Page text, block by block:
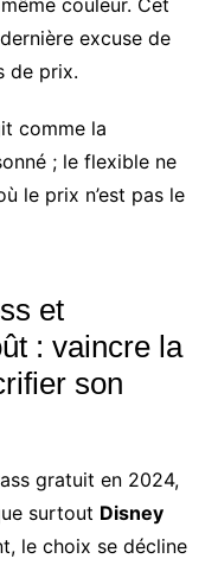
excuse de
de prix.
comme la
; le flexible ne
le prix n’est pas le
et
: vaincre la
son
gratuit en 2024,
surtout Disney
le choix se décline